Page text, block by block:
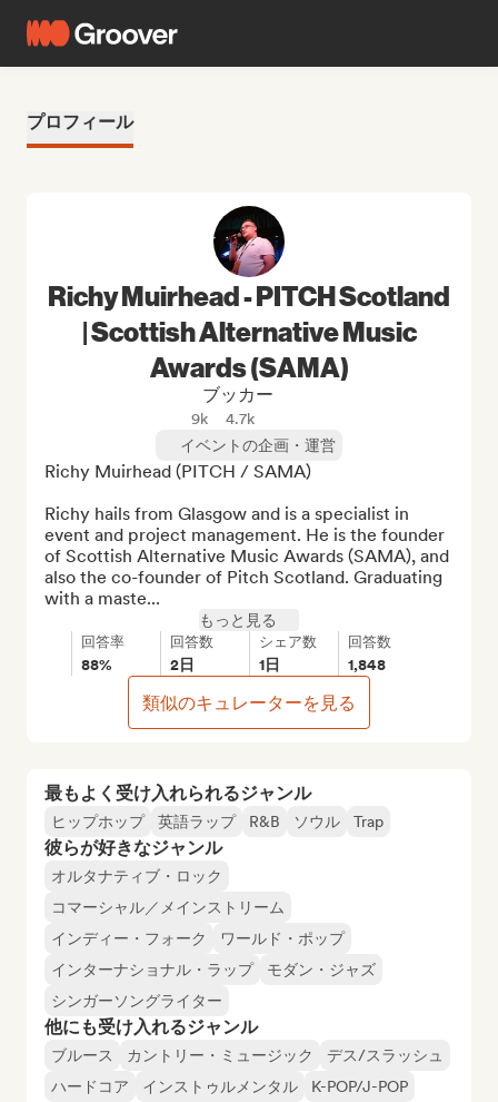
プロフィール
最もよく受け入れられるジャンル
ヒップホップ 英語ラップ R&B ソウル Trap
彼らが好きなジャンル
オルタナティブ・ロック
コマーシャル／メインストリーム
インディー・フォーク
ワールド・ポップ
インターナショナル・ラップ
モダン・ジャズ
シンガーソングライター
他にも受け入れるジャンル
ブルース カントリー・ミュージック
デス/スラッシュ
ハードコア
インストゥルメンタル
K-POP/J-POP
Richy Muirhead - PITCH Scotland
| Scottish Alternative Music
Awards (SAMA)
ブッカー
9k
4.7k
イベントの企画・運営
Richy Muirhead (PITCH / SAMA)
Richy hails from Glasgow and is a specialist in
event and project management. He is the founder
of Scottish Alternative Music Awards (SAMA), and
also the co-founder of Pitch Scotland. Graduating
with a maste...
もっと見る
回答率
88%
回答数
2日
シェア数
1日
回答数
1,848
類似のキュレーターを見る